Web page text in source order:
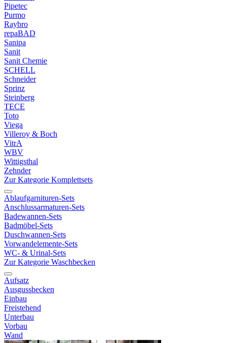
Pipetec
Purmo
Raybro
repaBAD
Sanipa
Sanit
Sanit Chemie
SCHELL
Schneider
Sprinz
Steinberg
TECE
Toto
Viega
Villeroy & Boch
VitrA
WBV
Wittigsthal
Zehnder
Zur Kategorie Komplettsets
Ablaufgarnituren-Sets
Anschlussarmaturen-Sets
Badewannen-Sets
Badmöbel-Sets
Duschwannen-Sets
Vorwandelemente-Sets
WC- & Urinal-Sets
Zur Kategorie Waschbecken
Aufsatz
Ausgussbecken
Einbau
Freistehend
Unterbau
Vorbau
Wand